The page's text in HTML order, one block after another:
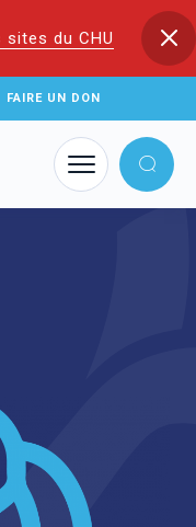
du CHU
FAIRE UN DON